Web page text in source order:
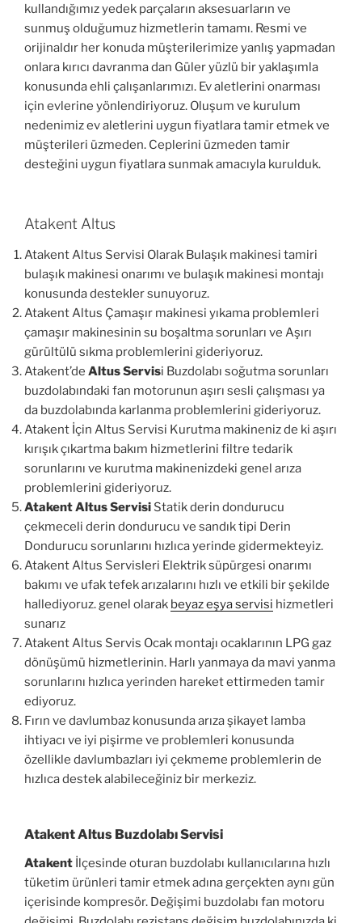
kullandığımız yedek parçaların aksesuarların ve
sunmuş olduğumuz hizmetlerin tamamı. Resmi ve
orijinaldır her konuda müşterilerimize yanlış yapmadan
onlara kırıcı davranma dan Güler yüzlü bir yaklaşımla
konusunda ehli çalışanlarımızı. Ev aletlerini onarması
için evlerine yönlendiriyoruz. Oluşum ve kurulum
nedenimiz ev aletlerini uygun fiyatlara tamir etmek ve
müşterileri üzmeden. Ceplerini üzmeden tamir
desteğini uygun fiyatlara sunmak amacıyla kurulduk.
Atakent Altus
Atakent Altus Servisi Olarak Bulaşık makinesi tamiri
bulaşık makinesi onarımı ve bulaşık makinesi montajı
konusunda destekler sunuyoruz.
Atakent Altus Çamaşır makinesi yıkama problemleri
çamaşır makinesinin su boşaltma sorunları ve Aşırı
gürültülü sıkma problemlerini gideriyoruz.
Atakent’de Altus Servisi Buzdolabı soğutma sorunları
buzdolabındaki fan motorunun aşırı sesli çalışması ya
da buzdolabında karlanma problemlerini gideriyoruz.
Atakent İçin Altus Servisi Kurutma makineniz de ki aşırı
kırışık çıkartma bakım hizmetlerini filtre tedarik
sorunlarını ve kurutma makinenizdeki genel arıza
problemlerini gideriyoruz.
Atakent Altus Servisi Statik derin dondurucu
çekmeceli derin dondurucu ve sandık tipi Derin
Dondurucu sorunlarını hızlıca yerinde gidermekteyiz.
Atakent Altus Servisleri Elektrik süpürgesi onarımı
bakımı ve ufak tefek arızalarını hızlı ve etkili bir şekilde
hallediyoruz. genel olarak beyaz eşya servisi hizmetleri
sunarız
Atakent Altus Servis Ocak montajı ocaklarının LPG gaz
dönüşümü hizmetlerinin. Harlı yanmaya da mavi yanma
sorunlarını hızlıca yerinden hareket ettirmeden tamir
ediyoruz.
Fırın ve davlumbaz konusunda arıza şikayet lamba
ihtiyacı ve iyi pişirme ve problemleri konusunda
özellikle davlumbazları iyi çekmeme problemlerin de
hızlıca destek alabileceğiniz bir merkeziz.
Atakent Altus Buzdolabı Servisi
Atakent İlçesinde oturan buzdolabı kullanıcılarına hızlı
tüketim ürünleri tamir etmek adına gerçekten aynı gün
içerisinde kompresör. Değişimi buzdolabı fan motoru